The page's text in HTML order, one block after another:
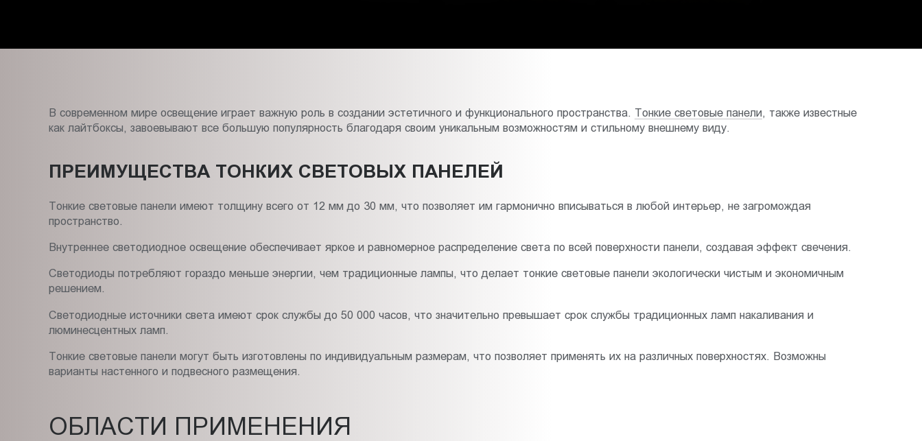
В современном мире освещение играет важную роль в создании эстетичного и функционального пространства. Тонкие световые панели, также известные
как лайтбоксы, завоевывают все большую популярность благодаря своим уникальным возможностям и стильному внешнему виду.
ПРЕИМУЩЕСТВА ТОНКИХ СВЕТОВЫХ ПАНЕЛЕЙ
Тонкие световые панели имеют толщину всего от 12 мм до 30 мм, что позволяет им гармонично вписываться в любой интерьер, не загромождая
пространство.
Внутреннее светодиодное освещение обеспечивает яркое и равномерное распределение света по всей поверхности панели, создавая эффект свечения.
Светодиоды потребляют гораздо меньше энергии, чем традиционные лампы, что делает тонкие световые панели экологически чистым и экономичным
решением.
Светодиодные источники света имеют срок службы до 50 000 часов, что значительно превышает срок службы традиционных ламп накаливания и
люминесцентных ламп.
Тонкие световые панели могут быть изготовлены по индивидуальным размерам, что позволяет применять их на различных поверхностях. Возможны
варианты настенного и подвесного размещения.
ОБЛАСТИ ПРИМЕНЕНИЯ